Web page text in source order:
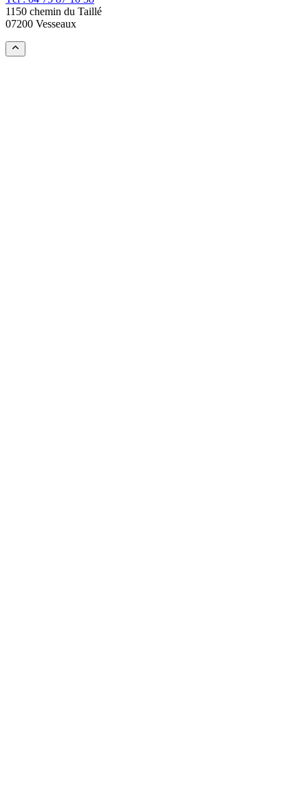
1150 chemin du Taillé
07200 Vesseaux